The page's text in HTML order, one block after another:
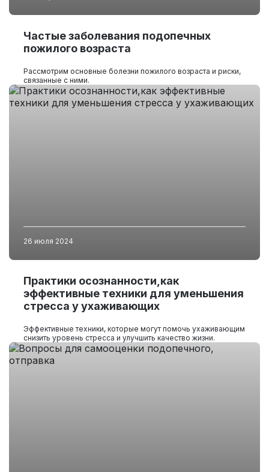
Частые заболевания подопечных
пожилого возраста
Рассмотрим основные болезни пожилого возраста и риски,
связанные с ними.
26 июля 2024
Практики осознанности,как
эффективные техники для уменьшения
стресса у ухаживающих
Эффективные техники, которые могут помочь ухаживающим
снизить уровень стресса и улучшить качество жизни.